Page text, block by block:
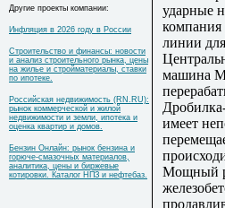
Другие проекты компании:
Инфляция в 2026 году в России
Строительство и финансы: новости
и анализ строительного рынка, цены
на жилье и стройматериалы, ставки
по ипотеке.
Российская недвижимость (RN.RU):
рынок коммерческой и жилой
недвижимости и земли, ипотека и
оценка квартир и домов.
Бензин Онлайн: рынок бензина и
горюче-смазочных материалов,
аналитика, цены и биржевые
котировки. Каталог НПЗ и нефтебаз.
ударные
компания
линии
машина
имеет
Мощный